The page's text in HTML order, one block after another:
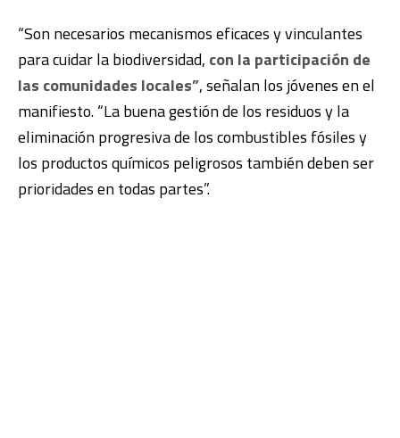
“Son necesarios mecanismos eficaces y vinculantes
para cuidar la biodiversidad, con la participación de
las comunidades locales”, señalan los jóvenes en el
manifiesto. “La buena gestión de los residuos y la
eliminación progresiva de los combustibles fósiles y
los productos químicos peligrosos también deben ser
prioridades en todas partes”.